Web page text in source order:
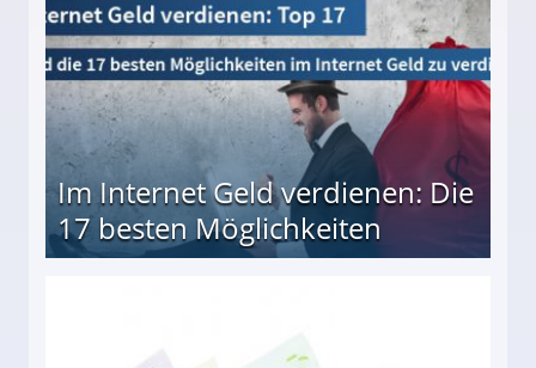
Im Internet Geld verdienen: Die
17 besten Möglichkeiten